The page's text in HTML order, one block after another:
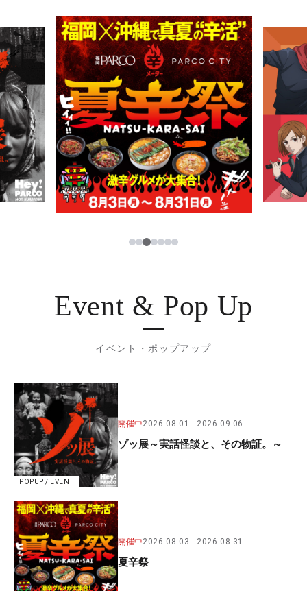
PARCOメンバーズ
123456
Event & Pop Up
イベント・ポップアップ
POPUP / EVENT
開催中2026.08.01 2026.09.06
ゾッ展～実話怪談と、その物証。～
開催中2026.08.03 2026.08.31
夏辛祭